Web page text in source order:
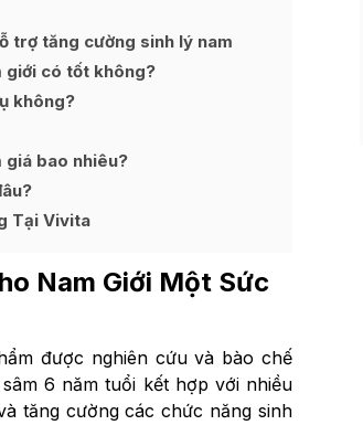
trợ tăng cường sinh lý nam
giới có tốt không?
không?
giá bao nhiêu?
Tại Vivita
Nam Giới Một Sức
được nghiên cứu và bào chế
6 năm tuổi kết hợp với nhiều
tăng cường các chức năng sinh